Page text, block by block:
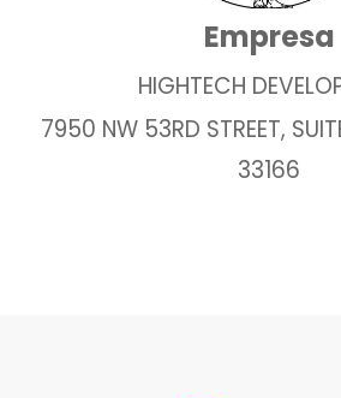
Empresa
HIGHTECH
7950 NW 53RD STREET,
33166